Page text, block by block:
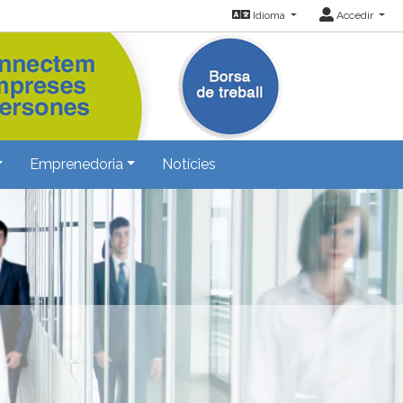
Idioma Accedir
Emprenedoria Notícies